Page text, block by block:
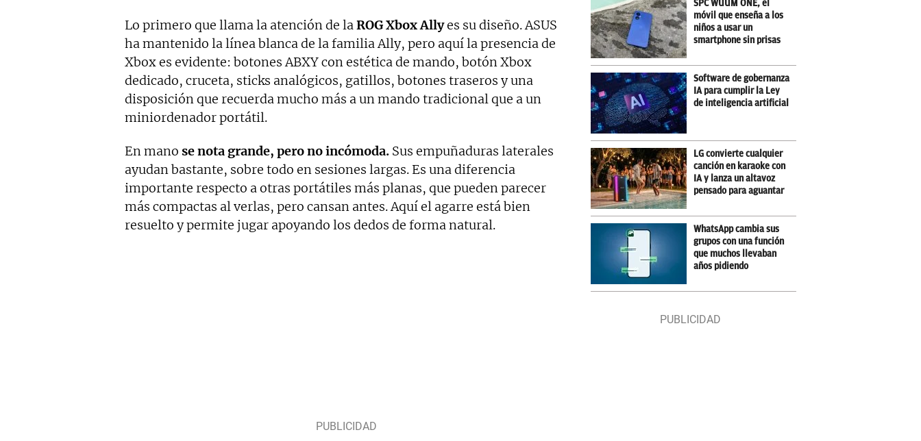
Lo primero que llama la atención de laROG Xbox Allyes su diseño. ASUS
ha mantenido la línea blanca de la familia Ally, pero aquí la presencia de
Xbox es evidente: botones ABXY con estética de mando, botón Xbox
dedicado, cruceta, sticks analógicos, gatillos, botones traseros y una
disposición que recuerda mucho más a un mando tradicional que a un
miniordenador portátil.
En mano se nota grande, pero no incómoda. Sus empuñaduras laterales
ayudan bastante, sobre todo en sesiones largas. Es una diferencia
importante respecto a otras portátiles más planas, que pueden parecer
más compactas al verlas, pero cansan antes. Aquí el agarre está bien
resuelto y permite jugar apoyando los dedos de forma natural.
SPC WUUM ONE, el
móvil que enseña a los
niños a usar un
smartphone sin prisas
Software de gobernanza
IA para cumplir la Ley
de inteligencia artificial
LG convierte cualquier
canción en karaoke con
IA y lanza un altavoz
pensado para aguantar
WhatsApp cambia sus
grupos con una función
que muchos llevaban
años pidiendo